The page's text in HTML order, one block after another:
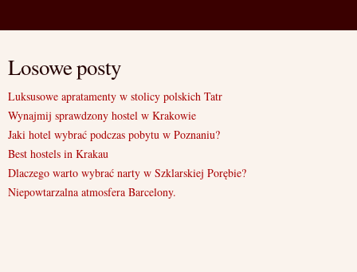
Losowe posty
Luksusowe apratamenty w stolicy polskich Tatr
Wynajmij sprawdzony hostel w Krakowie
Jaki hotel wybrać podczas pobytu w Poznaniu?
Best hostels in Krakau
Dlaczego warto wybrać narty w Szklarskiej Porębie?
Niepowtarzalna atmosfera Barcelony.